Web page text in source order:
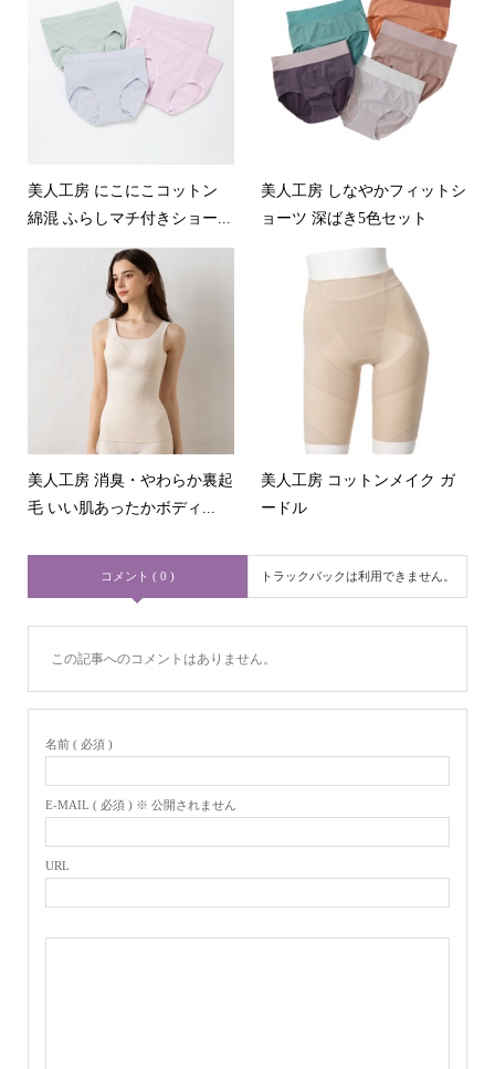
美人工房 にこにこコットン
綿混 ふらしマチ付きショー...
美人工房 しなやかフィットシ
ョーツ 深ばき5色セット
美人工房 消臭・やわらか裏起
毛 いい肌あったかボディ...
美人工房 コットンメイク ガ
ードル
コメント ( 0 ) トラックバックは利用できません。
この記事へのコメントはありません。
名前 ( 必須 )
E-MAIL ( 必須 ) ※ 公開されません
URL